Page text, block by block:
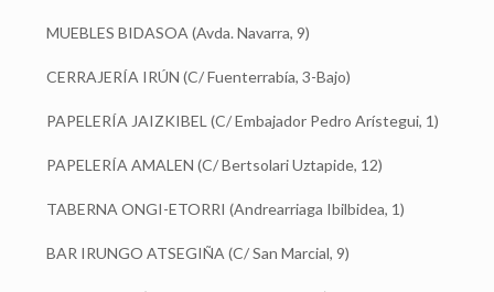
MUEBLES BIDASOA (Avda. Navarra, 9)
CERRAJERÍA IRÚN (C/ Fuenterrabía, 3-Bajo)
PAPELERÍA JAIZKIBEL (C/ Embajador Pedro Arístegui, 1)
PAPELERÍA AMALEN (C/ Bertsolari Uztapide, 12)
TABERNA ONGI-ETORRI (Andrearriaga Ibilbidea, 1)
BAR IRUNGO ATSEGIÑA (C/ San Marcial, 9)